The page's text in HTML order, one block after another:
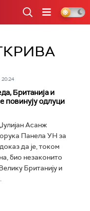
20:24
Британија и
повинују одлуци
Асанж
Панела УН за
да је, током
био незаконито
Британију и